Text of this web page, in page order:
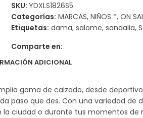
SKU: YDXLS1826S5
Categorías: MARCAS, NIÑOS *, ON
Etiquetas: dama, salome, sandalia,
Comparte en:
ADICIONAL
gama de calzado, desde
que des. Con una variedad de
ciudad o durante tus momentos de